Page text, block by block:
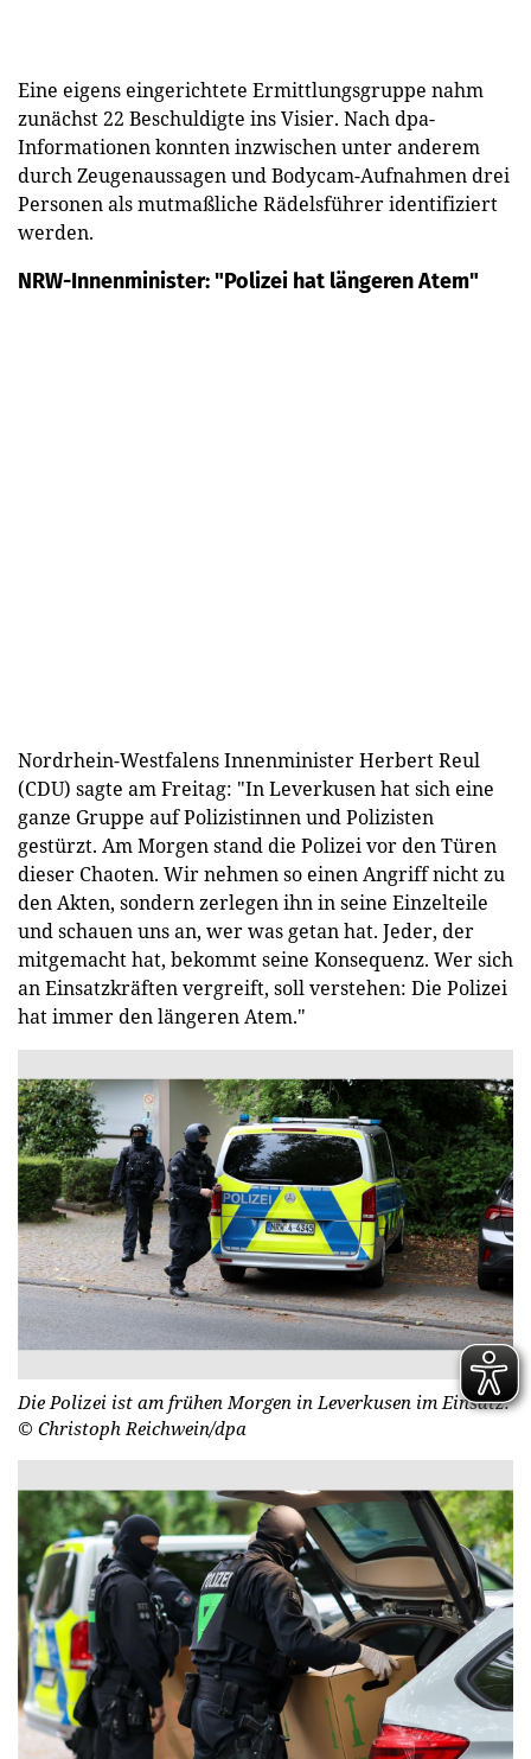
Eine eigens eingerichtete Ermittlungsgruppe nahm
zunächst 22 Beschuldigte ins Visier. Nach dpa-
Informationen konnten inzwischen unter anderem
durch Zeugenaussagen und Bodycam-Aufnahmen drei
Personen als mutmaßliche Rädelsführer identifiziert
werden.
NRW-Innenminister: "Polizei hat längeren Atem"
Nordrhein-Westfalens Innenminister Herbert Reul
(CDU) sagte am Freitag: "In Leverkusen hat sich eine
ganze Gruppe auf Polizistinnen und Polizisten
gestürzt. Am Morgen stand die Polizei vor den Türen
dieser Chaoten. Wir nehmen so einen Angriff nicht zu
den Akten, sondern zerlegen ihn in seine Einzelteile
und schauen uns an, wer was getan hat. Jeder, der
mitgemacht hat, bekommt seine Konsequenz. Wer sich
an Einsatzkräften vergreift, soll verstehen: Die Polizei
hat immer den längeren Atem."
Die Polizei ist am frühen Morgen in Leverkusen im Einsatz.
© Christoph Reichwein/dpa